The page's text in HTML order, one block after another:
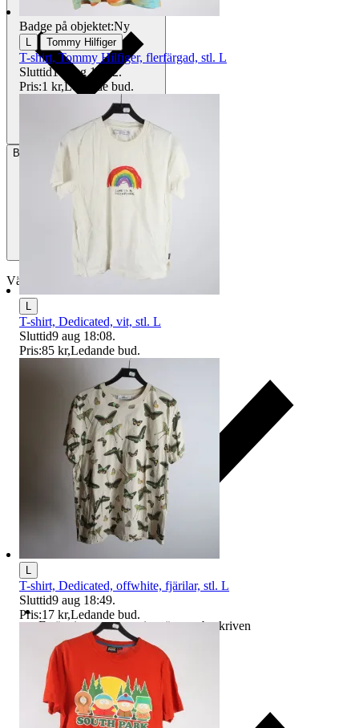
Betalning Via Tradera
Välj till köparskydd
Ersättning om varan inte är som beskriven
Badge på objektet:Ny
Tommy Hilfiger
T-shirt, Tommy Hilfiger, flerfärgad, stl. L
Sluttid16 aug 18:42.
Pris:1 kr,Ledande bud.
T-shirt, Dedicated, vit, stl. L
Sluttid9 aug 18:08.
Pris:85 kr,Ledande bud.
T-shirt, Dedicated, offwhite, fjärilar, stl. L
Sluttid9 aug 18:49.
Pris:17 kr,Ledande bud.